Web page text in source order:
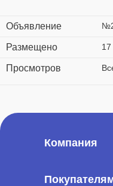
Объявление
Размещено
Просмотров
Компания